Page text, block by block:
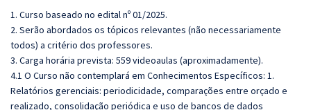
1. Curso baseado no edital nº 01/2025.
2. Serão abordados os tópicos relevantes (não necessariamente
todos) a critério dos professores.
3. Carga horária prevista: 559 videoaulas (aproximadamente).
4.1 O Curso não contemplará em Conhecimentos Específicos: 1.
Relatórios gerenciais: periodicidade, comparações entre orçado e
realizado, consolidação periódica e uso de bancos de dados